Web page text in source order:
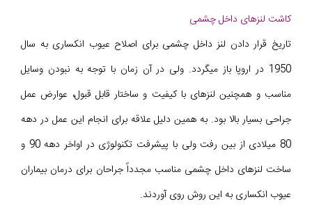
کاشت لنزهای داخل چشمی
تاریخ قرار دادن لنز داخل چشمی برای اصلاح عیوب انکساری به سال
1950 در اروپا باز میگردد. ولی در آن زمان با توجه به نبودن وسایل
مناسب و همچنین لنزهای با کیفیت و ساختار قابل قبول، عوارض عمل
جراحی بسیار بالا بود. به همین دلیل علاقه برای انجام این عمل در دهه
80 میلادی از بین رفت ولی با پیشرفت تکنولوژی در اواخر دهه 90 و
ساخت لنزهای داخل چشمی مناسب مجدداً جراحان برای درمان بیماران
عیوب انکساری به این روش روی آوردند.